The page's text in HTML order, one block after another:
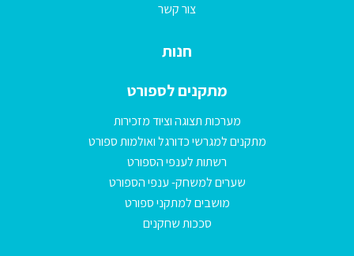
צור קשר
חנות
מתקנים לספורט
מערכות תצוגה וציוד מזכירות
מתקנים למגרשי כדורגל ואולמות ספורט
רשתות לענפי הספורט
שערים למשחק- ענפי הספורט
מושבים למתקני ספורט
סככות שחקנים